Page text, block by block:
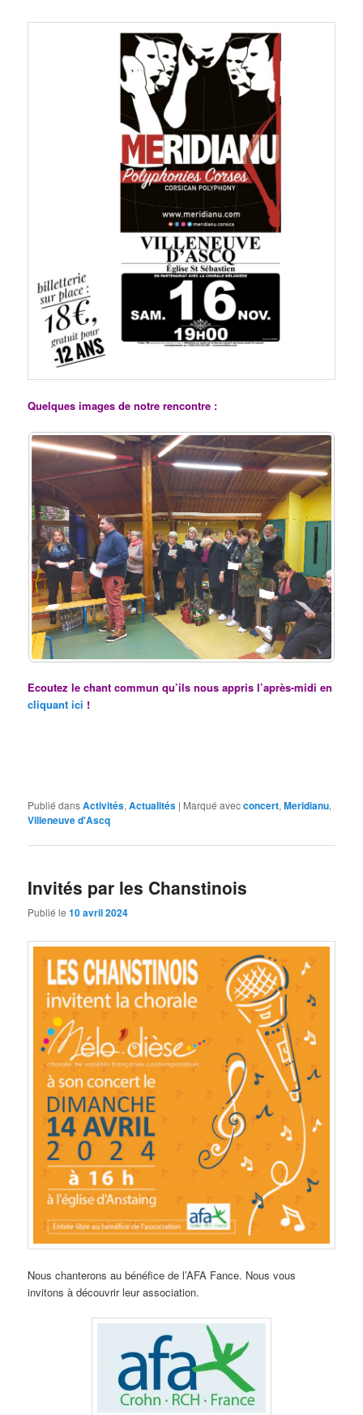
Quelques images de notre rencontre :
Ecoutez le chant commun qu’ils nous appris l’après-midi en
cliquant ici !
Publié dansActivités,Actualités | Marqué avecconcert,Meridianu,
Villeneuve d'Ascq
Invités par les Chanstinois
Publié le10 avril 2024
Nous chanterons au bénéfice de l’AFA Fance. Nous vous
invitons à découvrir leur association.